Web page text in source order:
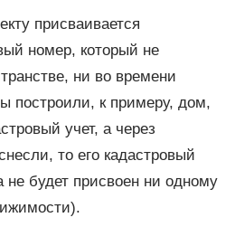
присваивается
номер, который не
ни во времени
построили, к примеру, дом,
учет, а через
то его кадастровый
не будет присвоен ни одному